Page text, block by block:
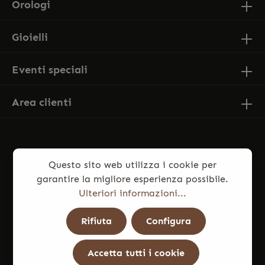
Orologi
Gioielli
Eventi speciali
Area clienti
* Tutti i prezzi sono comprensivi di IVA più
spese di spedizione
ed eventuali spese di consegna, se non
diversamente indicato.
Le foto dei prodotti potrebbero presentare lievi differenze
Questo sito web utilizza i cookie per
garantire la migliore esperienza possibile.
Ulteriori informazioni...
Rifiuta Configura
Accetta tutti i cookie